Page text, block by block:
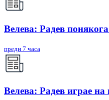
Велева: Радев
преди 7 часа
Велева: Радев играе на